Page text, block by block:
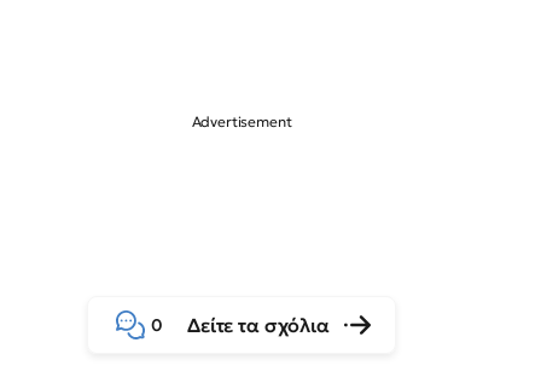
0 Δείτε τα σχόλια